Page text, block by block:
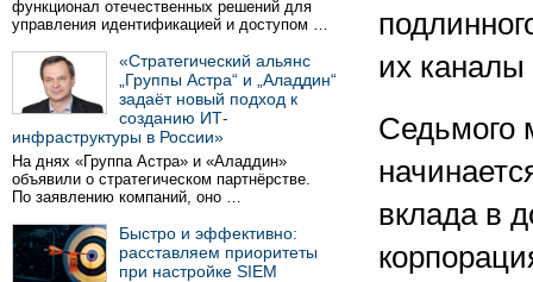
функционал отечественных решений для
управления идентификацией и доступом …
«Стратегический альянс
„Группы Астра“ и „Аладдин“
задаёт новый подход к
созданию ИТ-
инфраструктуры в России»
На днях «Группа Астра» и «Аладдин»
объявили о стратегическом партнёрстве.
По заявлению компаний, оно …
Быстро и эффективно:
расставляем приоритеты
при настройке SIEM
их
Седьмого
вклада в